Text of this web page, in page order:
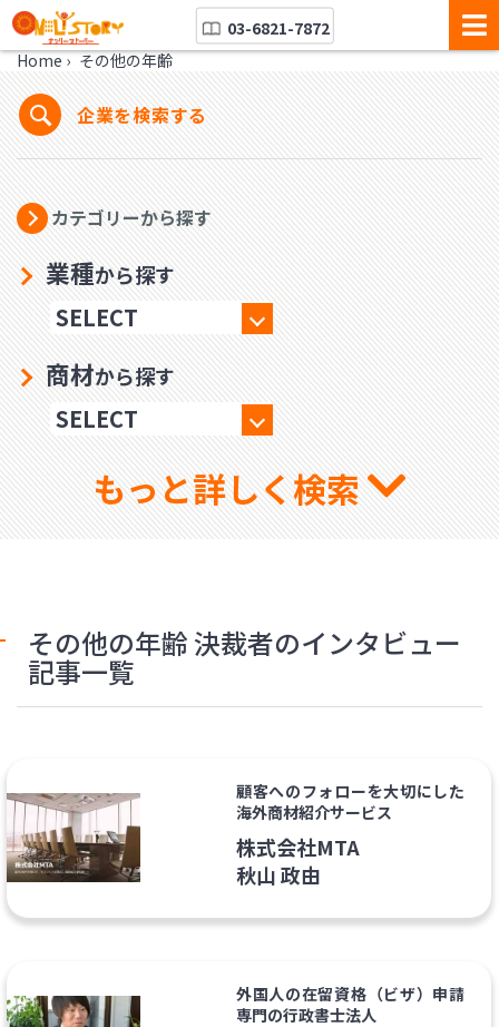
03-6821-7872
Home › その他の年齢
企業を検索する
カテゴリーから探す
業種から探す
商材から探す
もっと詳しく検索
その他の年齢 決裁者のインタビュー
記事一覧
顧客へのフォローを大切にした
海外商材紹介サービス
株式会社MTA
秋山 政由
外国人の在留資格（ビザ）申請
専門の行政書士法人